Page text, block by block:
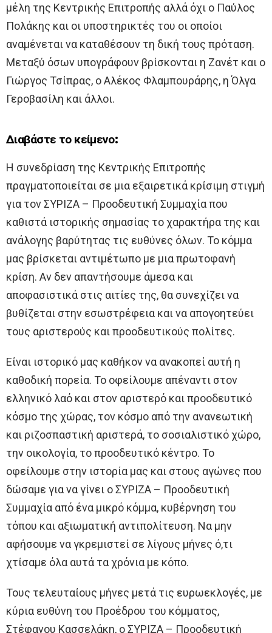
μέλη της Κεντρικής Επιτροπής αλλά όχι ο Παύλος
Πολάκης και οι υποστηρικτές του οι οποίοι
αναμένεται να καταθέσουν τη δική τους πρόταση.
Μεταξύ όσων υπογράφουν βρίσκονται η Ζανέτ και ο
Γιώργος Τσίπρας, ο Αλέκος Φλαμπουράρης, η Όλγα
Γεροβασίλη και άλλοι.
Διαβάστε το κείμενο:
Η συνεδρίαση της Κεντρικής Επιτροπής
πραγματοποιείται σε μια εξαιρετικά κρίσιμη στιγμή
για τον ΣΥΡΙΖΑ – Προοδευτική Συμμαχία που
καθιστά ιστορικής σημασίας το χαρακτήρα της και
ανάλογης βαρύτητας τις ευθύνες όλων. Το κόμμα
μας βρίσκεται αντιμέτωπο με μια πρωτοφανή
κρίση. Αν δεν απαντήσουμε άμεσα και
αποφασιστικά στις αιτίες της, θα συνεχίζει να
βυθίζεται στην εσωστρέφεια και να απογοητεύει
τους αριστερούς και προοδευτικούς πολίτες.
Είναι ιστορικό μας καθήκον να ανακοπεί αυτή η
καθοδική πορεία. Το οφείλουμε απέναντι στον
ελληνικό λαό και στον αριστερό και προοδευτικό
κόσμο της χώρας, τον κόσμο από την ανανεωτική
και ριζοσπαστική αριστερά, το σοσιαλιστικό χώρο,
την οικολογία, το προοδευτικό κέντρο. Το
οφείλουμε στην ιστορία μας και στους αγώνες που
δώσαμε για να γίνει ο ΣΥΡΙΖΑ – Προοδευτική
Συμμαχία από ένα μικρό κόμμα, κυβέρνηση του
τόπου και αξιωματική αντιπολίτευση. Να μην
αφήσουμε να γκρεμιστεί σε λίγους μήνες ό,τι
χτίσαμε όλα αυτά τα χρόνια με κόπο.
Τους τελευταίους μήνες μετά τις ευρωεκλογές, με
κύρια ευθύνη του Προέδρου του κόμματος,
Στέφανου Κασσελάκη, ο ΣΥΡΙΖΑ – Προοδευτική